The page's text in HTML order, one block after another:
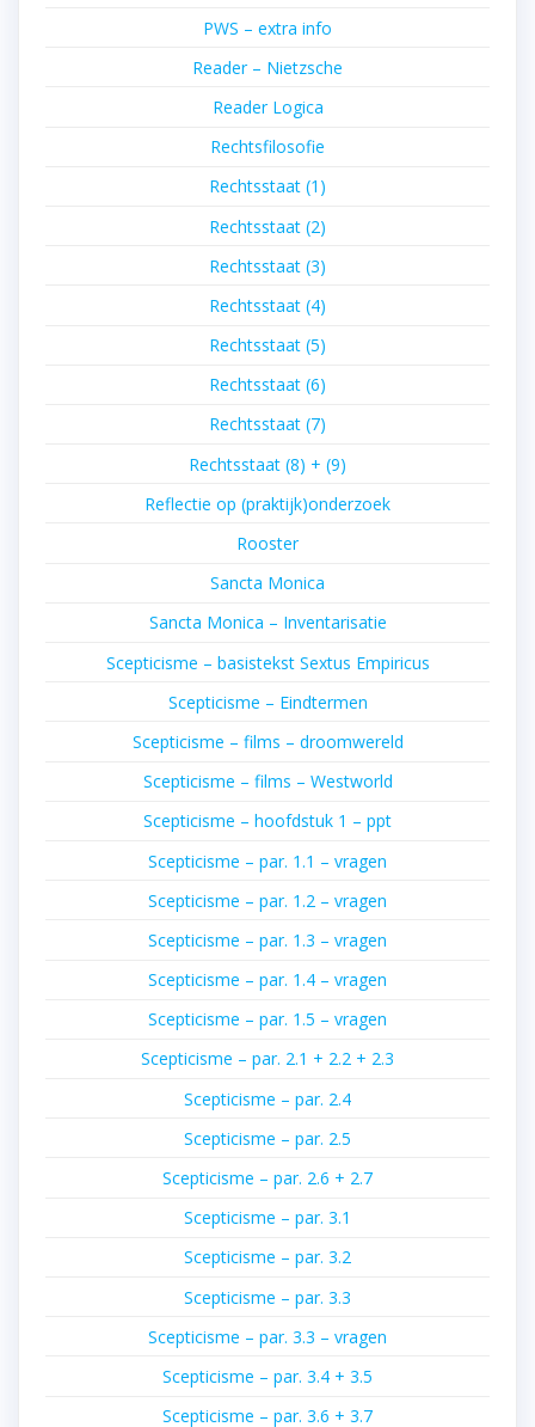
PWS – extra info
Reader – Nietzsche
Reader Logica
Rechtsfilosofie
Rechtsstaat (1)
Rechtsstaat (2)
Rechtsstaat (3)
Rechtsstaat (4)
Rechtsstaat (5)
Rechtsstaat (6)
Rechtsstaat (7)
Rechtsstaat (8) + (9)
Reflectie op (praktijk)onderzoek
Rooster
Sancta Monica
Sancta Monica – Inventarisatie
Scepticisme – basistekst Sextus Empiricus
Scepticisme – Eindtermen
Scepticisme – films – droomwereld
Scepticisme – films – Westworld
Scepticisme – hoofdstuk 1 – ppt
Scepticisme – par. 1.1 – vragen
Scepticisme – par. 1.2 – vragen
Scepticisme – par. 1.3 – vragen
Scepticisme – par. 1.4 – vragen
Scepticisme – par. 1.5 – vragen
Scepticisme – par. 2.1 + 2.2 + 2.3
Scepticisme – par. 2.4
Scepticisme – par. 2.5
Scepticisme – par. 2.6 + 2.7
Scepticisme – par. 3.1
Scepticisme – par. 3.2
Scepticisme – par. 3.3
Scepticisme – par. 3.3 – vragen
Scepticisme – par. 3.4 + 3.5
Scepticisme – par. 3.6 + 3.7